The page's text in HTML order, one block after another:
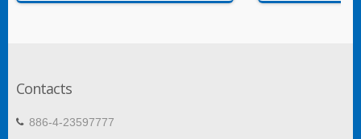
Contacts
886-4-23597777